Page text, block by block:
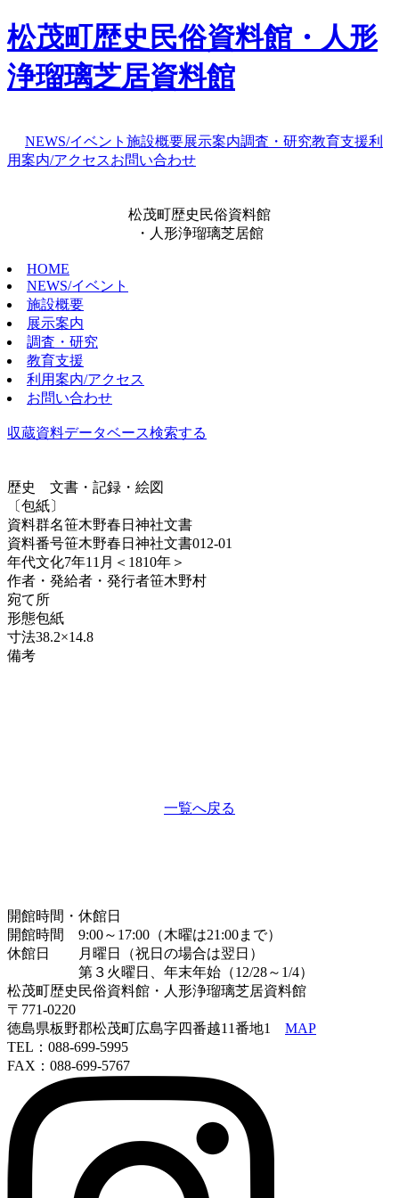
松茂町歴史民俗資料館・人形
浄瑠璃芝居資料館
NEWS/イベント 施設概要展示案内調査・研究教育支援利
用案内/アクセスお問い合わせ
松茂町歴史民俗資料館
・人形浄瑠璃芝居館
HOME
NEWS/イベント
施設概要
展示案内
調査・研究
教育支援
利用案内/アクセス
お問い合わせ
収蔵資料データベース検索する
歴史
文書・記録・絵図
〔包紙〕
資料群名笹木野春日神社文書
資料番号笹木野春日神社文書012-01
年代文化7年11月＜1810年＞
作者・発給者・発行者笹木野村
宛て所
形態包紙
寸法38.2×14.8
備考
一覧へ戻る
開館時間・休館日
開館時間 9:00～17:00（木曜は21:00まで）
休館日 月曜日（祝日の場合は翌日）
第３火曜日、年末年始（12/28～1/4）
松茂町歴史民俗資料館・人形浄瑠璃芝居資料館
〒771-0220
徳島県板野郡松茂町広島字四番越11番地1 MAP
TEL：088-699-5995
FAX：088-699-5767